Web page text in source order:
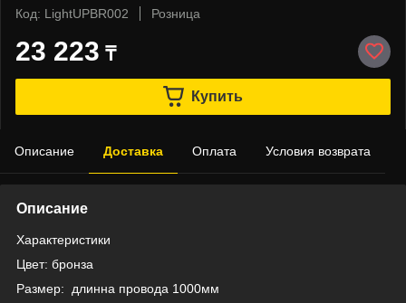
Код: LightUPBR002
Розница
23 223 ₸
Купить
Описание Доставка Оплата Условия возврата
Описание
Характеристики
Цвет: бронза
Размер: длинна провода 1000мм